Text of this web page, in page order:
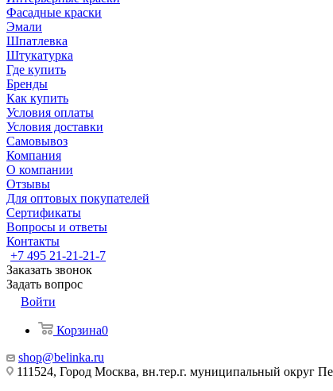
Фасадные краски
Эмали
Шпатлевка
Штукатурка
Где купить
Бренды
Как купить
Условия оплаты
Условия доставки
Самовывоз
Компания
О компании
Отзывы
Для оптовых покупателей
Сертификаты
Вопросы и ответы
Контакты
+7 495 21-21-21-7
Заказать звонок
Задать вопрос
Войти
Корзина0
shop@belinka.ru
111524, Город Москва, вн.тер.г. муниципальный округ